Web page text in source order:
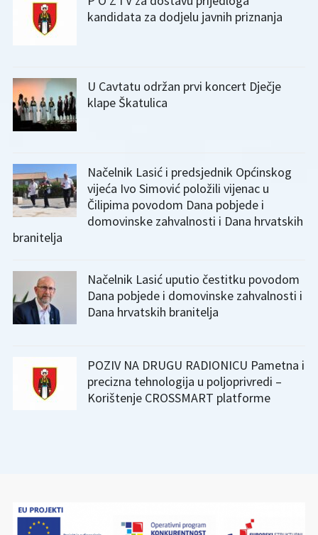
kandidata za dodjelu javnih priznanja
U Cavtatu održan prvi koncert Dječje
klape Škatulica
Načelnik Lasić i predsjednik Općinskog
vijeća Ivo Simović položili vijenac u
Čilipima povodom Dana pobjede i
domovinske zahvalnosti i Dana hrvatskih
branitelja
Načelnik Lasić uputio čestitku povodom
Dana pobjede i domovinske zahvalnosti i
Dana hrvatskih branitelja
POZIV NA DRUGU RADIONICU Pametna i
precizna tehnologija u poljoprivredi –
Korištenje CROSSMART platforme